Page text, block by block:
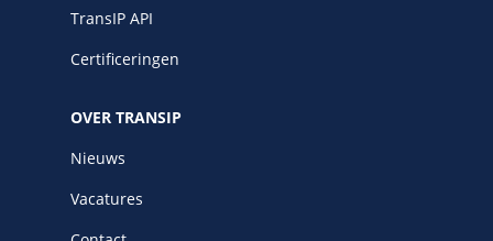
TransIP API
Certificeringen
OVER TRANSIP
Nieuws
Vacatures